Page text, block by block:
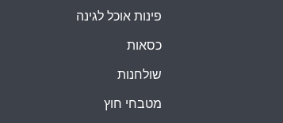
פינות אוכל לגינה
כסאות
שולחנות
מטבחי חוץ